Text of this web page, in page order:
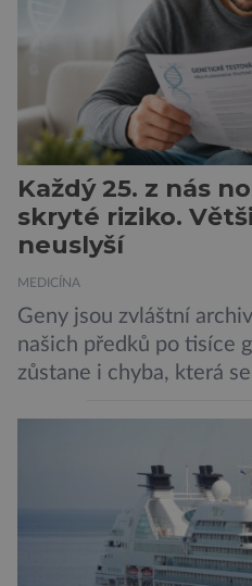
Každý 25. z nás
skryté riziko.
neuslyší
MEDICÍNA
Geny jsou zvláštní
našich předků po tisíce
zůstane i chyba, která
jednou rozhodnout o
to je případ řady
například cystické